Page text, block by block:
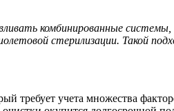
комбинированные
стерилизации. Такой
учета множества